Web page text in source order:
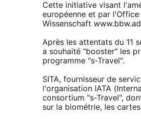
Cette initiative visant
européenne et par
Wissenschaft
Après les attentats du 11
a souhaité "booster" les
programme "s-Travel".
SITA, fournisseur de
l'organisation IATA
consortium "s-Travel",
sur la biométrie, les